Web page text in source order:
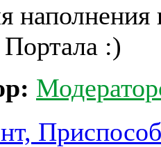
наполнения
:)